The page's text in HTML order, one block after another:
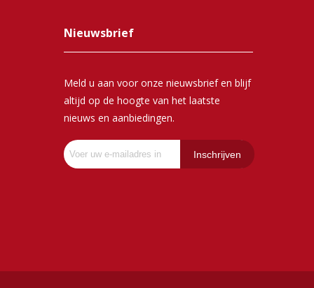
Nieuwsbrief
Meld u aan voor onze nieuwsbrief en blijf
altijd op de hoogte van het laatste
nieuws en aanbiedingen.
Inschrijven